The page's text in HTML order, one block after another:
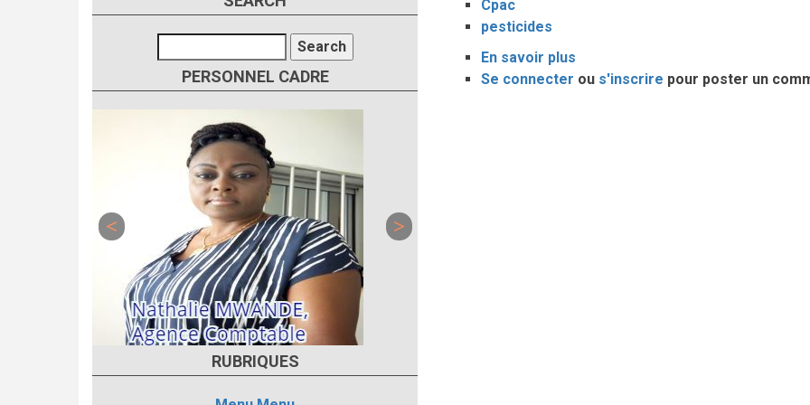
PERSONNEL CADRE
RUBRIQUES
Cpac
pesticides
En savoir plus
Commission
Se connecter ou s'inscrire pour poster un